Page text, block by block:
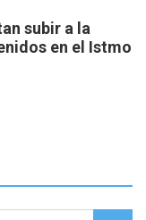
subir a la
en el Istmo